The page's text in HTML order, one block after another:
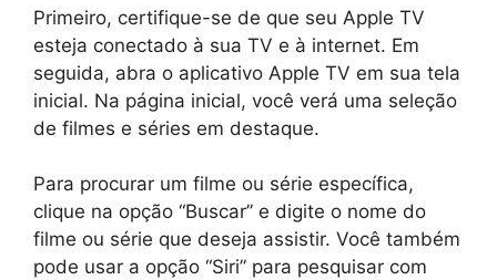
Primeiro, certifique-se de que seu Apple TV
esteja conectado à sua TV e à internet. Em
seguida, abra o aplicativo Apple TV em sua tela
inicial. Na página inicial, você verá uma seleção
de filmes e séries em destaque.
Para procurar um filme ou série específica,
clique na opção “Buscar” e digite o nome do
filme ou série que deseja assistir. Você também
pode usar a opção “Siri” para pesquisar com